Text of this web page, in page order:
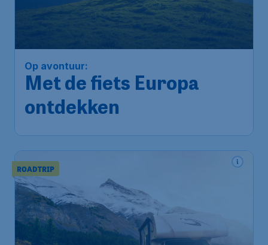
Op avontuur:
Met de fiets Europa
ontdekken
ROADTRIP